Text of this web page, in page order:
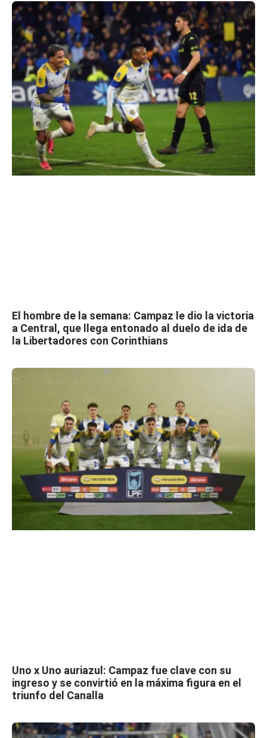
El hombre de la semana: Campaz le dio la victoria
a Central, que llega entonado al duelo de ida de
la Libertadores con Corinthians
Uno x Uno auriazul: Campaz fue clave con su
ingreso y se convirtió en la máxima figura en el
triunfo del Canalla